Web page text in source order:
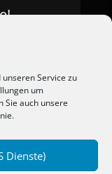
Service zu
um
Sie auch unsere
Dienste)
AGB
(EU)